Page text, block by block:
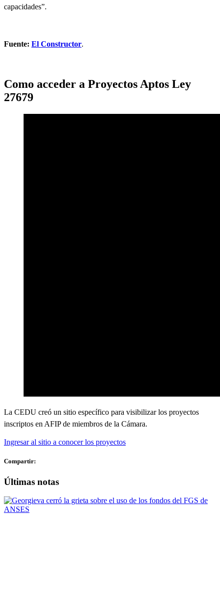
capacidades”.
Fuente: El Constructor.
Como acceder a Proyectos Aptos Ley
27679
La CEDU creó un sitio específico para visibilizar los proyectos
inscriptos en AFIP de miembros de la Cámara.
Ingresar al sitio a conocer los proyectos
Compartir:
Últimas notas